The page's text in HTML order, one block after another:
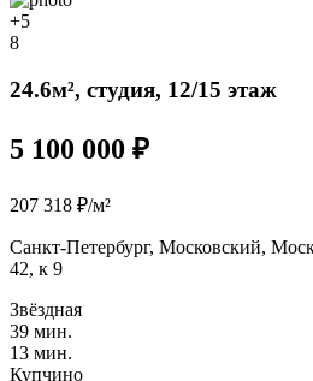
+5
8
24.6м², студия, 12/15 этаж
5 100 000 ₽
207 318 ₽/м²
Санкт-Петербург, Московский,
42, к 9
Звёздная
39 мин.
13 мин.
Купчино